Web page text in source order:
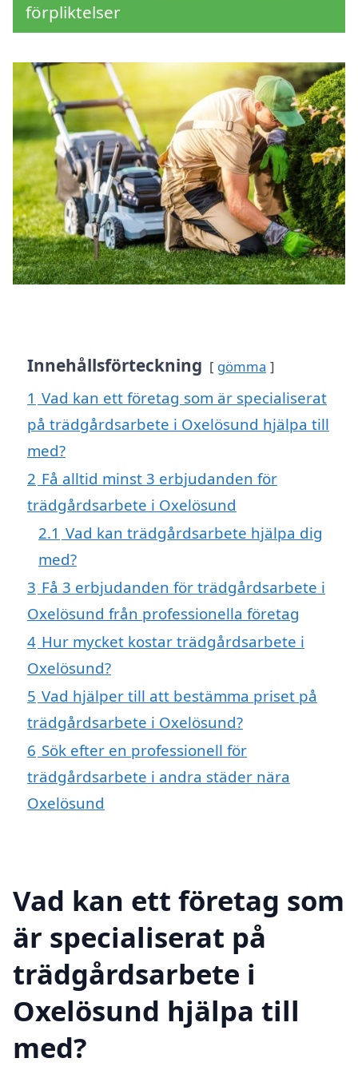
förpliktelser
Innehållsförteckning gömma
1 Vad kan ett företag som är specialiserat
på trädgårdsarbete i Oxelösund hjälpa till
med?
2 Få alltid minst 3 erbjudanden för
trädgårdsarbete i Oxelösund
2.1 Vad kan trädgårdsarbete hjälpa dig
med?
3 Få 3 erbjudanden för trädgårdsarbete i
Oxelösund från professionella företag
4 Hur mycket kostar trädgårdsarbete i
Oxelösund?
5 Vad hjälper till att bestämma priset på
trädgårdsarbete i Oxelösund?
6 Sök efter en professionell för
trädgårdsarbete i andra städer nära
Oxelösund
Vad kan ett företag som
är specialiserat på
trädgårdsarbete i
Oxelösund hjälpa till
med?